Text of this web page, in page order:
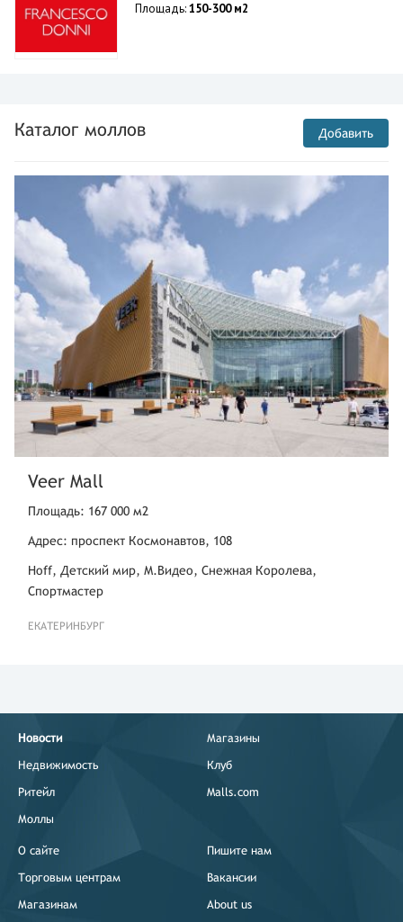
Площадь:150-300 м2
Каталог моллов Добавить
Veer Mall
Площадь: 167 000 м2
Адрес: проспект Космонавтов, 108
Hoff, Детский мир, М.Видео, Снежная Королева,
Спортмастер
ЕКАТЕРИНБУРГ
Новости
Недвижимость
Ритейл
Моллы
Магазины
Клуб
Malls.com
О сайте
Торговым центрам
Магазинам
Пишите нам
Вакансии
About us